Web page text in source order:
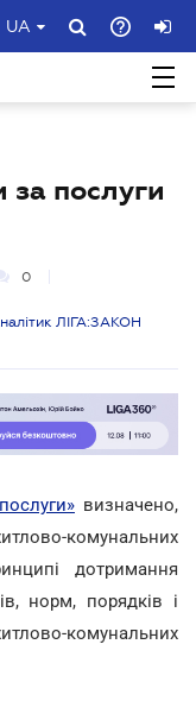
UA
послуги
0
ЛІГА:ЗАКОН
визначено,
комунальних
дотримання
норм, порядків і
комунальних